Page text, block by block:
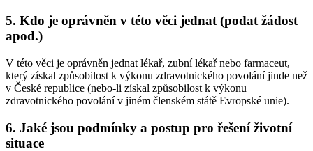
5. Kdo je oprávněn v této věci jednat (podat žádost
apod.)
V této věci je oprávněn jednat lékař, zubní lékař nebo farmaceut,
který získal způsobilost k výkonu zdravotnického povolání jinde než
v České republice (nebo-li získal způsobilost k výkonu
zdravotnického povolání v jiném členském státě Evropské unie).
6. Jaké jsou podmínky a postup pro řešení životní
situace